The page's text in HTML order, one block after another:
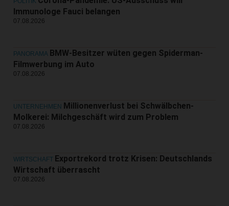
Immunologe Fauci belangen
07.08.2026
PANORAMA BMW-Besitzer wüten gegen Spiderman-
Filmwerbung im Auto
07.08.2026
UNTERNEHMEN Millionenverlust bei Schwälbchen-
Molkerei: Milchgeschäft wird zum Problem
07.08.2026
WIRTSCHAFT Exportrekord trotz Krisen: Deutschlands
Wirtschaft überrascht
07.08.2026